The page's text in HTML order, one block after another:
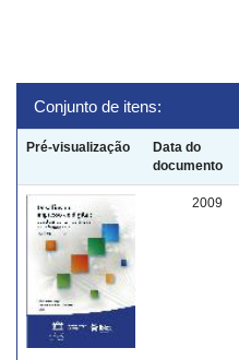
Conjunto de itens:
Pré-visualização
Data do
documento
2009